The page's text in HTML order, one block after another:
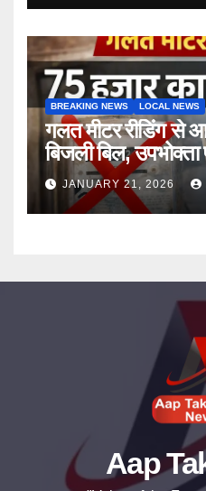
BREAKING NEWS LOCAL NEWS
गलत मीटर रीडिंग से
बिजली बिल, उपभोक्ता
JANUARY 21, 2026
Aap